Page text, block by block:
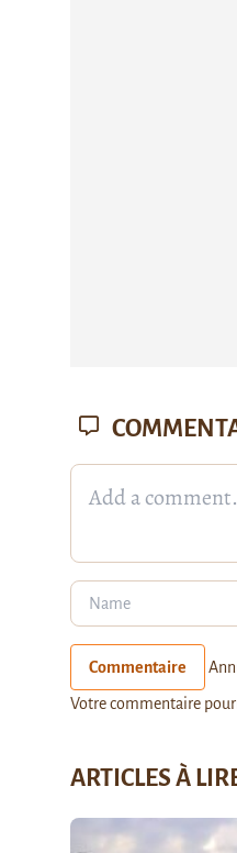
Commentaire
Votre commentaire
ARTICLES À